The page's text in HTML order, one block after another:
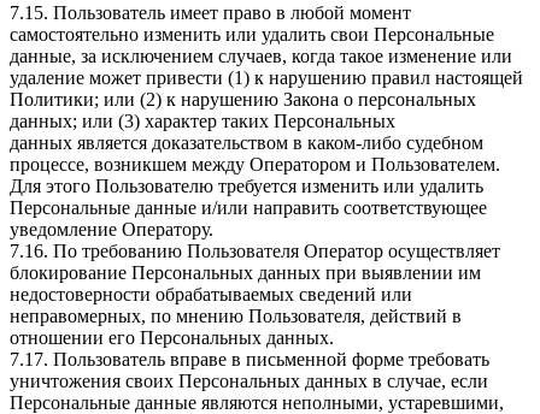
7.15. Пользователь имеет право в любой момент
самостоятельно изменить или удалить свои Персональные
данные, за исключением случаев, когда такое изменение или
удаление может привести (1) к нарушению правил настоящей
Политики; или (2) к нарушению Закона о персональных
данных; или (3) характер таких Персональных
данных является доказательством в каком-либо судебном
процессе, возникшем между Оператором и Пользователем.
Для этого Пользователю требуется изменить или удалить
Персональные данные и/или направить соответствующее
уведомление Оператору.
7.16. По требованию Пользователя Оператор осуществляет
блокирование Персональных данных при выявлении им
недостоверности обрабатываемых сведений или
неправомерных, по мнению Пользователя, действий в
отношении его Персональных данных.
7.17. Пользователь вправе в письменной форме требовать
уничтожения своих Персональных данных в случае, если
Персональные данные являются неполными, устаревшими,